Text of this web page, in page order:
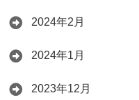
2024年2月
2024年1月
2023年12月